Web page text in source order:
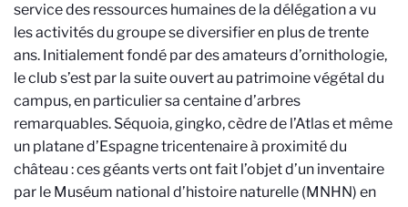
service des ressources humaines de la délégation a vu
les activités du groupe se diversifier en plus de trente
ans. Initialement fondé par des amateurs d’ornithologie,
le club s’est par la suite ouvert au patrimoine végétal du
campus, en particulier sa centaine d’arbres
remarquables. Séquoia, gingko, cèdre de l’Atlas et même
un platane d’Espagne tricentenaire à proximité du
château : ces géants verts ont fait l’objet d’un inventaire
par le Muséum national d’histoire naturelle (MNHN) en